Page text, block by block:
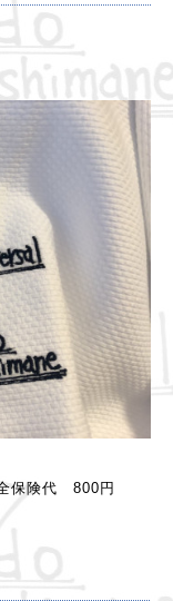
保険代 800円